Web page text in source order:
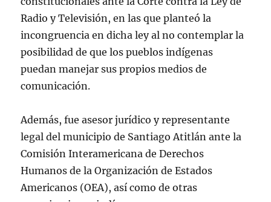
Radio y Televisión, en las que planteó la
incongruencia en dicha ley al no contemplar la
posibilidad de que los pueblos indígenas
puedan manejar sus propios medios de
comunicación.
Además, fue asesor jurídico y representante
legal del municipio de Santiago Atitlán ante la
Comisión Interamericana de Derechos
Humanos de la Organización de Estados
Americanos (OEA), así como de otras